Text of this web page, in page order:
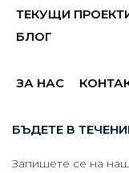
ТЕКУЩИ
БЛОГ
ЗА НАС
БЪДЕТЕ В
Запишете се на